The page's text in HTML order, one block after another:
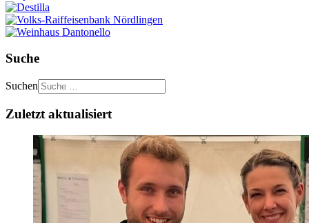
Suche
Suchen
Zuletzt aktualisiert